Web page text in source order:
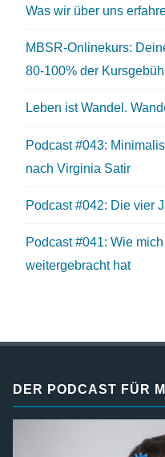
Was wir über uns
MBSR-Onlinekurs:
80-100% der
Leben ist Wandel.
Podcast #043:
nach Virginia Satir
Podcast #042: Die vier
Podcast #041: Wie
weitergebracht hat
DER PODCAST FÜR